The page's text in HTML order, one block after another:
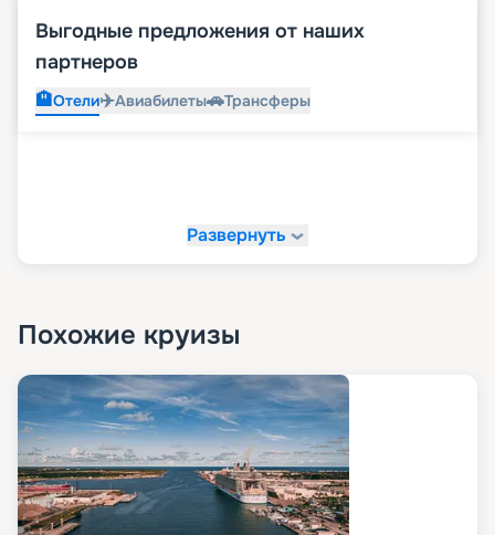
Выгодные предложения от наших
партнеров
🏨Отели✈️Авиабилеты🚗Трансферы
Развернуть
Похожие круизы